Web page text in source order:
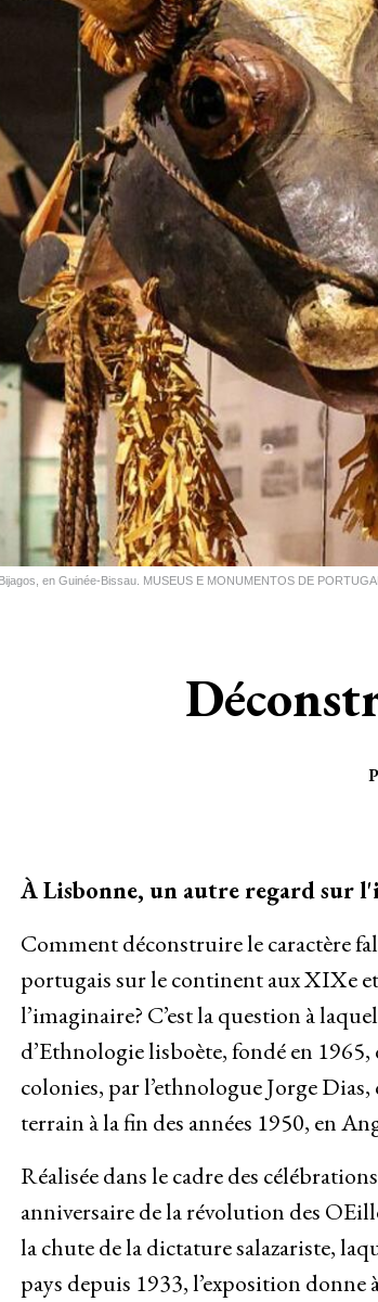
en Guinée-Bissau. MUSEUS E MONUMENTOS DE
À Lisbonne, un autre regard sur
Comment déconstruire le caractère
portugais sur le continent aux XIXe
l’imaginaire? C’est la question à
d’Ethnologie lisboète, fondé en 1965,
colonies, par l’ethnologue Jorge
terrain à la fin des années 1950, en
Réalisée dans le cadre des
anniversaire de la révolution des
la chute de la dictature salazariste,
pays depuis 1933, l’exposition donne